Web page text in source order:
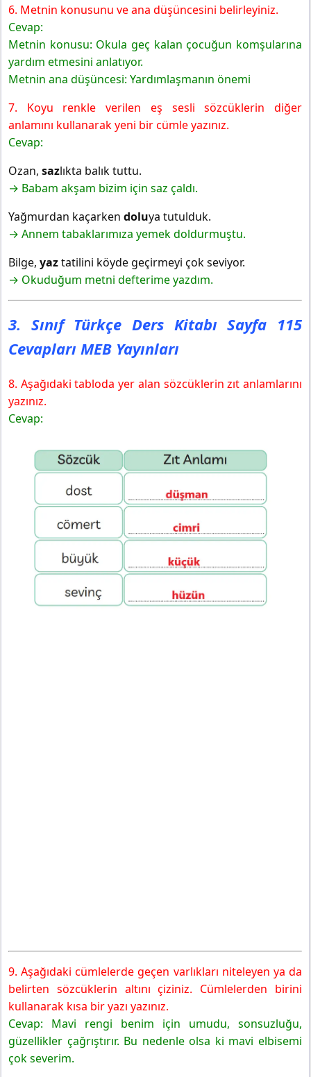
6. Metnin konusunu ve ana düşüncesini belirleyiniz.
Cevap:
Metnin konusu: Okula geç kalan çocuğun komşularına
yardım etmesini anlatıyor.
Metnin ana düşüncesi: Yardımlaşmanın önemi
7. Koyu renkle verilen eş sesli sözcüklerin diğer
anlamını kullanarak yeni bir cümle yazınız.
Cevap:
Ozan, sazlıkta balık tuttu.
→ Babam akşam bizim için saz çaldı.
Yağmurdan kaçarken doluya tutulduk.
→ Annem tabaklarımıza yemek doldurmuştu.
Bilge, yaztatilini köyde geçirmeyi çok seviyor.
→ Okuduğum metni defterime yazdım.
3. Sınıf Türkçe Ders Kitabı Sayfa 115
Cevapları MEB Yayınları
8. Aşağıdaki tabloda yer alan sözcüklerin zıt anlamlarını
yazınız.
Cevap:
9. Aşağıdaki cümlelerde geçen varlıkları niteleyen ya da
belirten sözcüklerin altını çiziniz. Cümlelerden birini
kullanarak kısa bir yazı yazınız.
Cevap: Mavi rengi benim için umudu, sonsuzluğu,
güzellikler çağrıştırır. Bu nedenle olsa ki mavi elbisemi
çok severim.